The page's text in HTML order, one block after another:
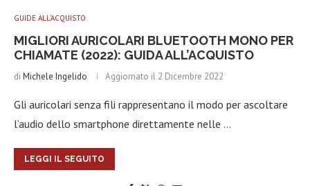
GUIDE ALL'ACQUISTO
MIGLIORI AURICOLARI BLUETOOTH MONO PER
CHIAMATE (2022): GUIDA ALL’ACQUISTO
di Michele Ingelido Aggiornato il 2 Dicembre 2022
Gli auricolari senza fili rappresentano il modo per ascoltare
l’audio dello smartphone direttamente nelle …
LEGGI IL SEGUITO